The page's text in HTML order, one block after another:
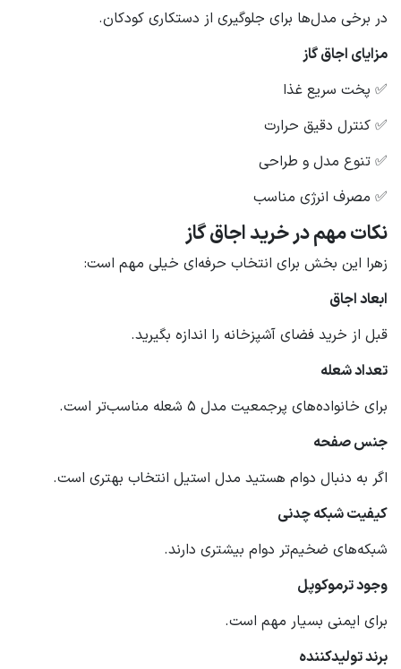
در برخی مدل‌ها برای جلوگیری از دستکاری کودکان.
مزایای اجاق گاز
✅ پخت سریع غذا
✅ کنترل دقیق حرارت
✅ تنوع مدل و طراحی
✅ مصرف انرژی مناسب
نکات مهم در خرید اجاق گاز
زهرا این بخش برای انتخاب حرفه‌ای خیلی مهم است:
ابعاد اجاق
قبل از خرید فضای آشپزخانه را اندازه بگیرید.
تعداد شعله
برای خانواده‌های پرجمعیت مدل 5 شعله مناسب‌تر است.
جنس صفحه
اگر به دنبال دوام هستید مدل استیل انتخاب بهتری است.
کیفیت شبکه چدنی
شبکه‌های ضخیم‌تر دوام بیشتری دارند.
وجود ترموکوپل
برای ایمنی بسیار مهم است.
برند تولیدکننده